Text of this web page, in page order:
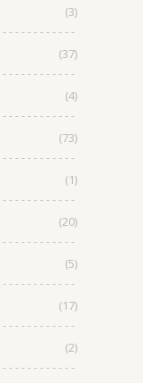
(3)
(37)
(4)
(73)
(1)
(20)
(5)
(17)
(2)